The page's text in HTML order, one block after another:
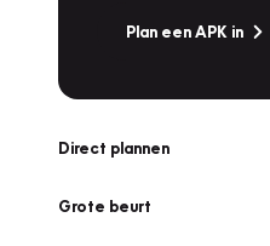
Plan een APK in
Direct plannen
Grote beurt